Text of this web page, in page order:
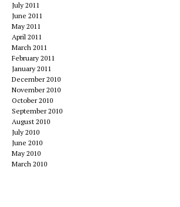
July 2011
June 2011
May 2011
April 2011
March 2011
February 2011
January 2011
December 2010
November 2010
October 2010
September 2010
August 2010
July 2010
June 2010
May 2010
March 2010